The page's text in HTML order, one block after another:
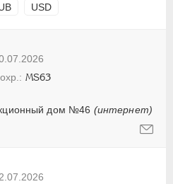
USD
дом №46 (интернет)
MS63